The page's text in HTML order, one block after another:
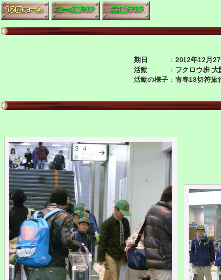
期日 ： 2012年12月
活動
： フクロウ班 大
活動の様子 ： 青春18切符旅